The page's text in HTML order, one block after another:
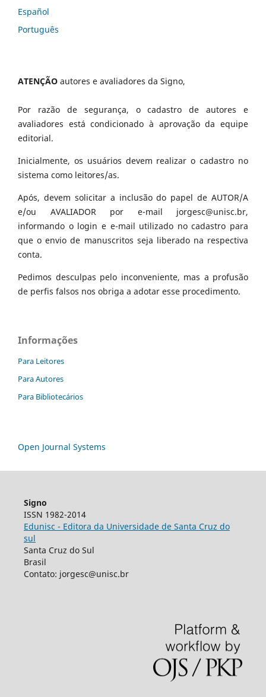
Español
Português
ATENÇÃO autores e avaliadores da Signo,
Por razão de segurança, o cadastro de autores e
avaliadores está condicionado à aprovação da equipe
editorial.
Inicialmente, os usuários devem realizar o cadastro no
sistema como leitores/as.
Após, devem solicitar a inclusão do papel de AUTOR/A
e/ou AVALIADOR por e-mail jorgesc@unisc.br,
informando o login e e-mail utilizado no cadastro para
que o envio de manuscritos seja liberado na respectiva
conta.
Pedimos desculpas pelo inconveniente, mas a profusão
de perfis falsos nos obriga a adotar esse procedimento.
Informações
Para Leitores
Para Autores
Para Bibliotecários
Open Journal Systems
Signo
ISSN 1982-2014
Edunisc - Editora da Universidade de Santa Cruz do
sul
Santa Cruz do Sul
Brasil
Contato: jorgesc@unisc.br